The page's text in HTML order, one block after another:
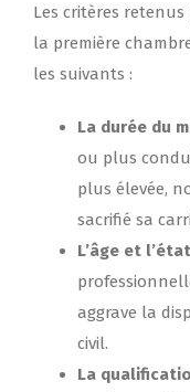
Les critères
la première
les suivants :
La durée du
ou plus
plus élevée,
sacrifié sa
L’âge et
aggrave la
civil.
La